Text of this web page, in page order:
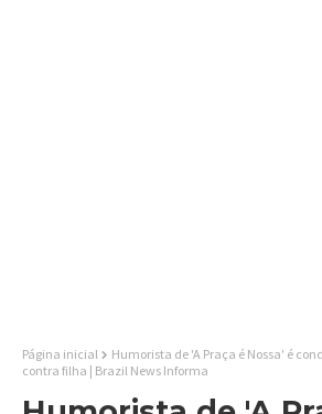
Página inicial
Humorista de 'A Praça é Nossa' é
contra filha | Brazil News Informa